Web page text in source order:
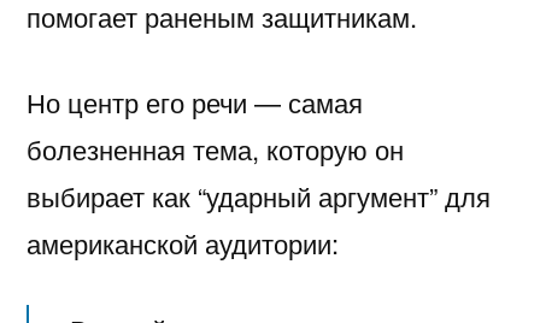
помогает раненым защитникам.
Но центр его речи — самая
болезненная тема, которую он
выбирает как “ударный аргумент” для
американской аудитории: